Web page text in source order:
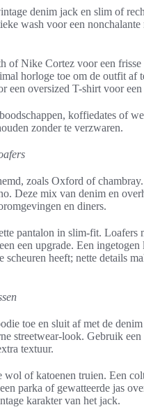
denim jack en slim of
wash voor een
of Nike Cortez voor een
horloge toe om de outfit af
een oversized T-shirt voor een
koffiedates of
zonder te verzwaren.
zoals Oxford of
Deze mix van denim en
en diners.
pantalon in slim-fit. Loafers
een upgrade. Een
scheuren heeft; nette details
toe en sluit af met de
streetwear-look. Gebruik
textuur.
of katoenen truien. Een
parka of gewatteerde jas
karakter van het jack.